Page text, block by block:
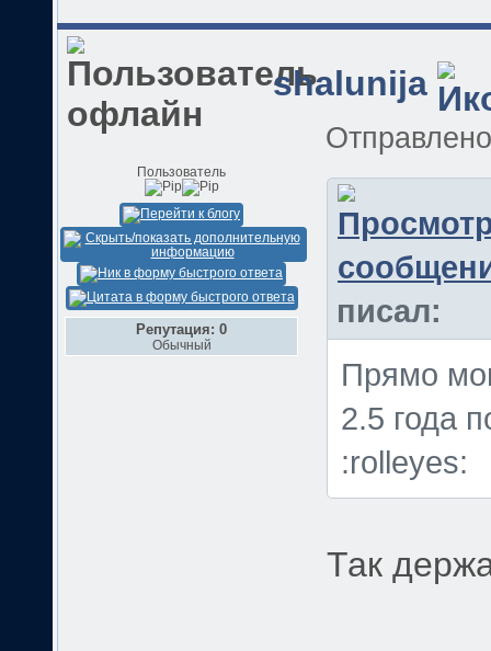
shalunija
Пользователь
Репутация: 0
Обычный
писал:
Прямо
2.5 года
:rolleyes:
Так